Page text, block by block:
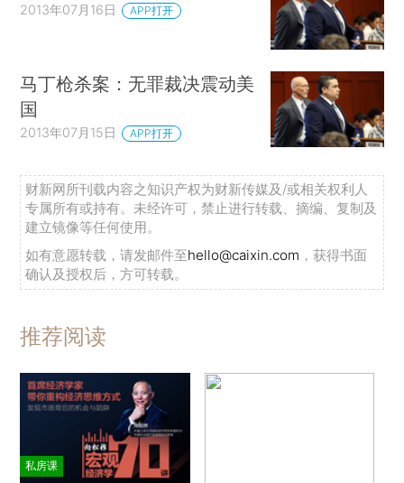
2013年07月16日 APP打开
马丁枪杀案：无罪裁决震动美
国
2013年07月15日 APP打开
财新网所刊载内容之知识产权为财新传媒及/或相关权利人
专属所有或持有。未经许可，禁止进行转载、摘编、复制及
建立镜像等任何使用。
如有意愿转载，请发邮件至hello@caixin.com ，获得书面
确认及授权后，方可转载。
推荐阅读
私房课